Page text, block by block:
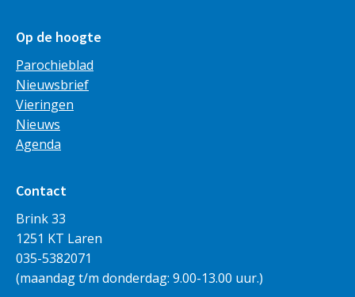
Op de hoogte
Parochieblad
Nieuwsbrief
Vieringen
Nieuws
Agenda
Contact
Brink 33
1251 KT Laren
035-5382071
(maandag t/m donderdag: 9.00-13.00 uur.)